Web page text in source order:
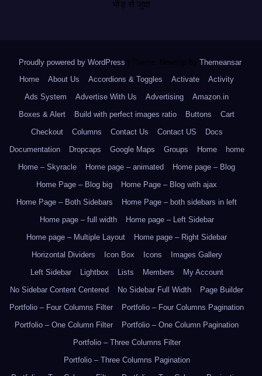
भीड़ से जुदा
Proudly powered by WordPress Theme: Newsup by Themeansar.
Home
About Us Accordions & Toggles Activate
Activity
Ads System
Advertise With Us Advertising
Amazon.in
Boxes & Alert
Build with perfect images ratio Buttons
Cart
Checkout
Columns Contact Us Contact US
Docs
Documentation
Dropcaps Google Maps Groups Home
home
Home – Skyracle
Home page – animated
Home page – Blog
Home Page – Blog big
Home Page – Blog with ajax
Home Page – Both Sidebars
Home Page – both sidebars in left
Home page – full width
Home page – Left Sidebar
Home page – Multiple Layout
Home page – Right Sidebar
Horizontal Dividers
Icon Box Icons
Images Gallery
Left Sidebar
Lightbox Lists Members
My Account
No Sidebar Content Centered
No Sidebar Full Width
Page Builder
Portfolio – Four Columns Filter
Portfolio – Four Columns Pagination
Portfolio – One Column Filter
Portfolio – One Column Pagination
Portfolio – Three Columns Filter
Portfolio – Three Columns Pagination